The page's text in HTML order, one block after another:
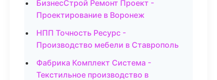
БизнесСтрой Ремонт Проект -
Проектирование в Воронеж
НПП Точность Ресурс -
Производство мебели в Ставрополь
Фабрика Комплект Система -
Текстильное производство в